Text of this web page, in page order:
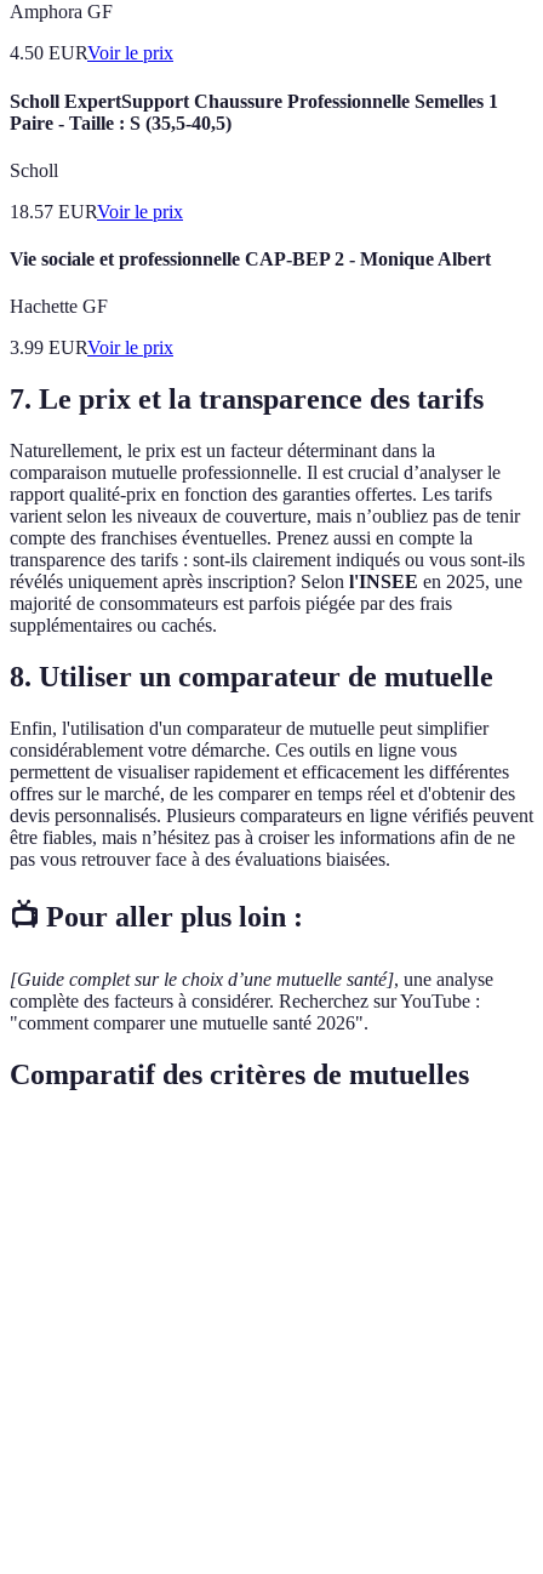
Amphora GF
4.50 EURVoir le prix
Scholl ExpertSupport Chaussure Professionnelle Semelles 1
Paire - Taille : S (35,5-40,5)
Scholl
18.57 EURVoir le prix
Vie sociale et professionnelle CAP-BEP 2 - Monique Albert
Hachette GF
3.99 EURVoir le prix
7. Le prix et la transparence des tarifs
Naturellement, le prix est un facteur déterminant dans la
comparaison mutuelle professionnelle. Il est crucial d’analyser le
rapport qualité-prix en fonction des garanties offertes. Les tarifs
varient selon les niveaux de couverture, mais n’oubliez pas de tenir
compte des franchises éventuelles. Prenez aussi en compte la
transparence des tarifs : sont-ils clairement indiqués ou vous sont-ils
révélés uniquement après inscription? Selon l'INSEE en 2025, une
majorité de consommateurs est parfois piégée par des frais
supplémentaires ou cachés.
8. Utiliser un comparateur de mutuelle
Enfin, l'utilisation d'un comparateur de mutuelle peut simplifier
considérablement votre démarche. Ces outils en ligne vous
permettent de visualiser rapidement et efficacement les différentes
offres sur le marché, de les comparer en temps réel et d'obtenir des
devis personnalisés. Plusieurs comparateurs en ligne vérifiés peuvent
être fiables, mais n’hésitez pas à croiser les informations afin de ne
pas vous retrouver face à des évaluations biaisées.
📺 Pour aller plus loin :
[Guide complet sur le choix d’une mutuelle santé], une analyse
complète des facteurs à considérer. Recherchez sur YouTube :
"comment comparer une mutuelle santé 2026".
Comparatif des critères de mutuelles